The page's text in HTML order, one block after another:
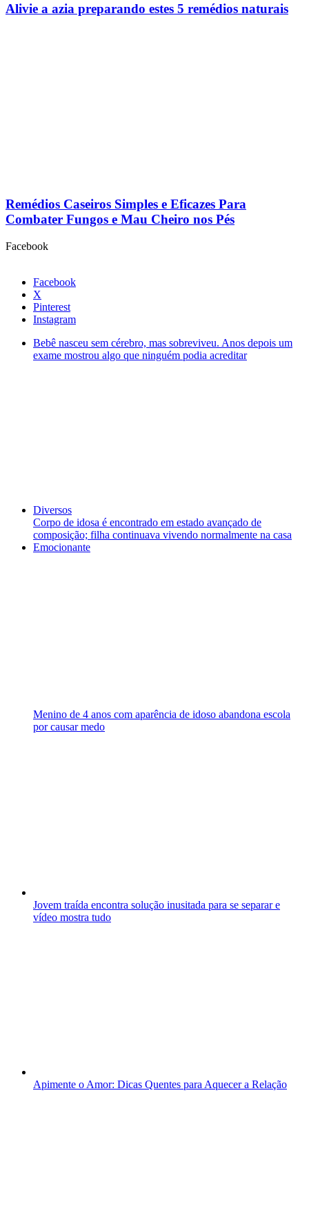
Alivie a azia preparando estes 5 remédios naturais
Remédios Caseiros Simples e Eficazes Para
Combater Fungos e Mau Cheiro nos Pés
Facebook
Facebook
X
Pinterest
Instagram
Bebê nasceu sem cérebro, mas sobreviveu. Anos depois um
exame mostrou algo que ninguém podia acreditar
Diversos
Corpo de idosa é encontrado em estado avançado de
composição; filha continuava vivendo normalmente na casa
Emocionante
Menino de 4 anos com aparência de idoso abandona escola
por causar medo
Jovem traída encontra solução inusitada para se separar e
vídeo mostra tudo
Apimente o Amor: Dicas Quentes para Aquecer a Relação